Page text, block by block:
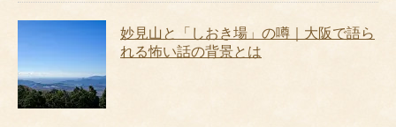
妙見山と「しおき場」の噂｜大阪で語ら
れる怖い話の背景とは